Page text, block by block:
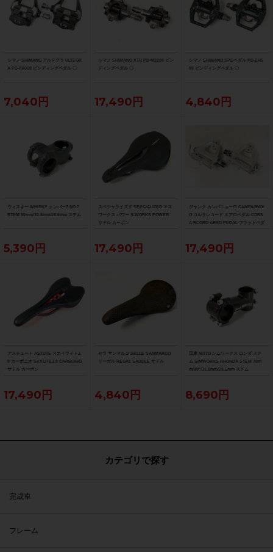
シマノ SHIMANO アルテグラ ULTEGR
A PD-R8000 ビンディングペダル 〇
7,040円
シマノ SHIMANO XTR PD-M9200 ビン
ディングペダル 〇
17,490円
シマノ SHIMANO SPDペダル PD-EH5
00 ビンディングペダル 〇
4,840円
ウィスキー WHISKY ナンバー7 NO.7
STEM 50mm/31.8mm/28.6mm ステム
5,390円
スペシャライズド SPECIALIZED エス
ワークス パワー S-WORKS POWER
サドル カーボン
17,490円
ジャンク カンパニョーロ CAMPAGNOL
O コルサレコード エアロペダル CORS
A RCORD AERO PEDAL フラットペダ
17,490円
アスチュート ASTUTE スカイライト3.
0 カーボニオ SKYLITE3.0 CARBONIO
サドル カーボン
17,490円
セラ サンマルコ SELLE SANMARCO
リーガル REGAL SADDLE サドル
4,840円
日東 NITTO シムワークス ロンダ ステ
ム SIMWORKS RHONDA STEM 70m
m/80°/31.8mm/28.6mm ステム
8,690円
カテゴリで探す
完成車
フレーム